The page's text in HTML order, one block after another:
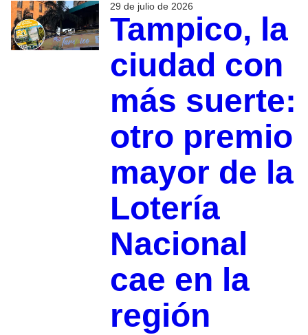
29 de julio de 2026
Tampico, la
ciudad con
más suerte:
otro premio
mayor de la
Lotería
Nacional
cae en la
región